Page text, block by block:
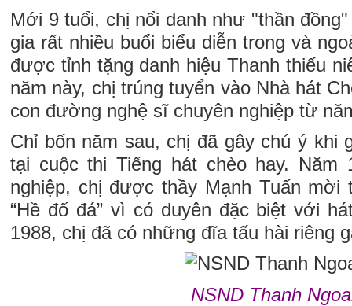
Mới 9 tuổi, chị nổi danh như "thần
gia rất nhiều buổi biểu diễn trong và
được tỉnh tặng danh hiệu Thanh thiếu
năm này, chị trúng tuyển vào Nhà hát
con đường nghệ sĩ chuyên nghiệp từ
Chỉ bốn năm sau, chị đã gây chú ý khi
tại cuộc thi Tiếng hát chèo hay. Năm
nghiệp, chị được thầy Mạnh Tuấn mời
“Hề đố đá” vì có duyên đặc biệt với
1988, chị đã có những đĩa tấu hài riêng
NSND Thanh